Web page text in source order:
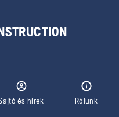
és hírek Rólunk